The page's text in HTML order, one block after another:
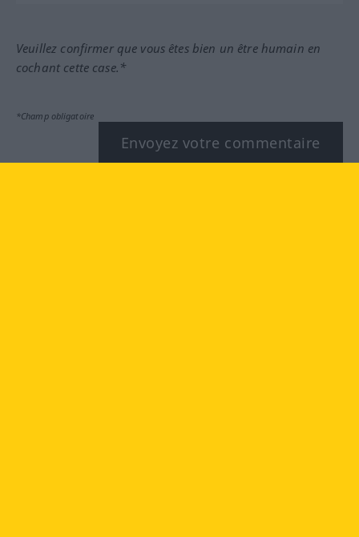
Veuillez confirmer que vous êtes bien un être humain en
cochant cette case.*
*Champ obligatoire
Envoyez votre commentaire